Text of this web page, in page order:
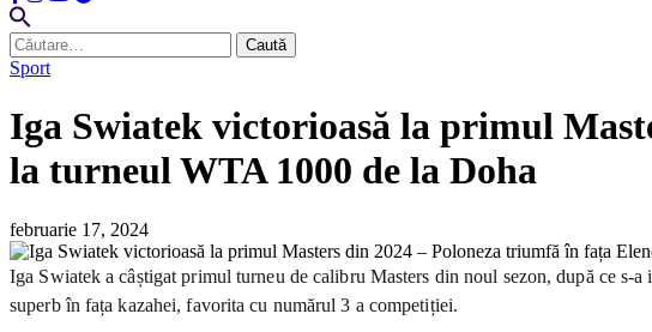
Caută
după:
Sport
Iga Swiatek victorioasă la primul
la turneul WTA 1000 de la Doha
februarie 17, 2024
Iga Swiatek a câștigat primul turneu de calibru Masters din noul sezon, după ce s-
superb în fața kazahei, favorita cu numărul 3 a competiției.